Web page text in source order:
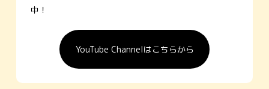
中！
YouTube Channelはこちらから